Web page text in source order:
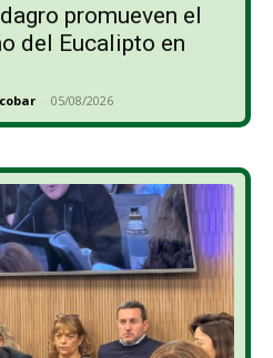
promueven el
del Eucalipto en
- 05/08/2026